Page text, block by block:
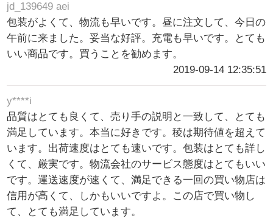
jd_139649 aei
包装がよくて、物流も早いです。昼に注文して、今日の
午前に来ました。妥当な好評。充電も早いです。とても
いい商品です。買うことを勧めます。
2019-09-14 12:35:51
y****i
品質はとても良くて、売り手の説明と一致して、とても
満足しています。本当に好きです。稜は期待値を超えて
います。出荷速度はとても速いです。包装はとても詳し
くて、厳実です。物流会社のサービス態度はとてもいい
です。運送速度が速くて、満足できる一回の買い物店は
信用が高くて、しかもいいですよ。この店で買い物し
て、とても満足しています。